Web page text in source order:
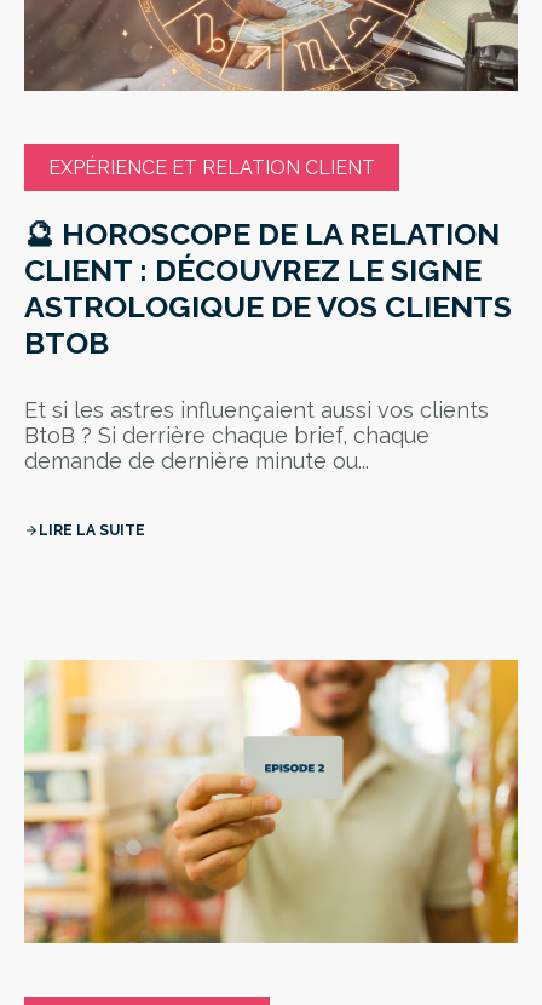
EXPÉRIENCE ET RELATION CLIENT
🔮 HOROSCOPE DE LA RELATION
CLIENT : DÉCOUVREZ LE SIGNE
ASTROLOGIQUE DE VOS CLIENTS
BTOB
Et si les astres influençaient aussi vos clients
BtoB ? Si derrière chaque brief, chaque
demande de dernière minute ou...
arrow_forward LIRE LA SUITE